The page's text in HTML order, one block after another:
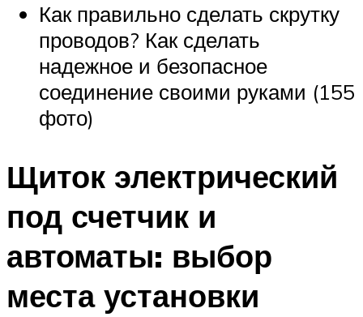
Как правильно сделать скрутку
проводов? Как сделать
надежное и безопасное
соединение своими руками (155
фото)
Щиток электрический
под счетчик и
автоматы: выбор
места установки